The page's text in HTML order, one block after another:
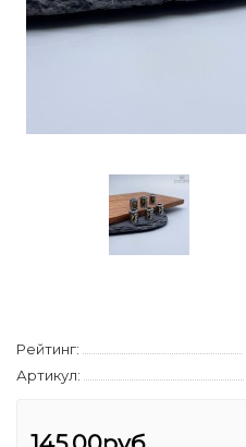
Рейтинг:
Артикул: